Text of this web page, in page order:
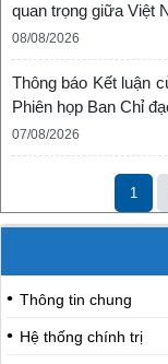
quan trọng giữa Việt
08/08/2026
Thông báo Kết luận
Phiên họp Ban Chỉ
07/08/2026
1
Thông tin chung
Hệ thống chính trị